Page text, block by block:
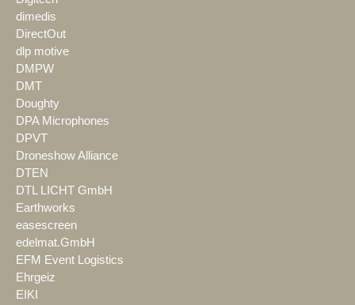
dimedis
DirectOut
dlp motive
DMPW
DMT
Doughty
DPA Microphones
DPVT
Droneshow Alliance
DTEN
DTL LICHT GmbH
Earthworks
easescreen
edelmat.GmbH
EFM Event Logistics
Ehrgeiz
EIKI